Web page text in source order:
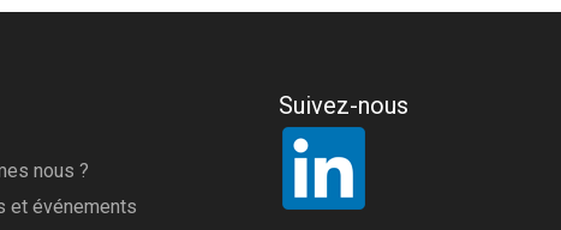
nous ?
et événements
Suivez-nous